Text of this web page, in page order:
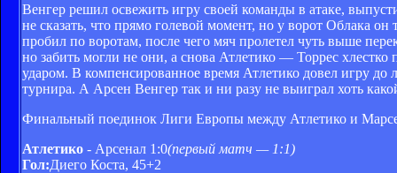
Венгер решил освежить игру своей команды в атаке,
не сказать, что прямо голевой момент, но у ворот Облака
пробил по воротам, после чего мяч пролетел чуть выше
но забить могли не они, а снова Атлетико — Торрес
ударом. В компенсированное время Атлетико довел игру
турнира. А Арсен Венгер так и ни разу не выиграл хоть
Финальный поединок Лиги Европы между Атлетико и
Атлетико - Арсенал 1:0(первый матч — 1:1)
Гол:Диего Коста, 45+2